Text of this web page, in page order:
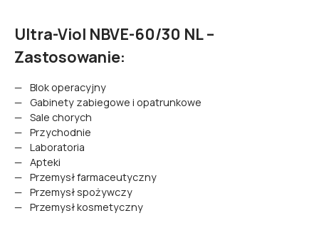
Ultra-Viol NBVE-60/30 NL –
Zastosowanie:
Blok operacyjny
Gabinety zabiegowe i opatrunkowe
Sale chorych
Przychodnie
Laboratoria
Apteki
Przemysł farmaceutyczny
Przemysł spożywczy
Przemysł kosmetyczny